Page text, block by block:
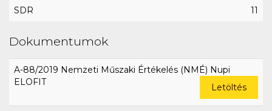
SDR 11
Dokumentumok
A-88/2019 Nemzeti Műszaki Értékelés (NMÉ) Nupi
ELOFIT
Letöltés